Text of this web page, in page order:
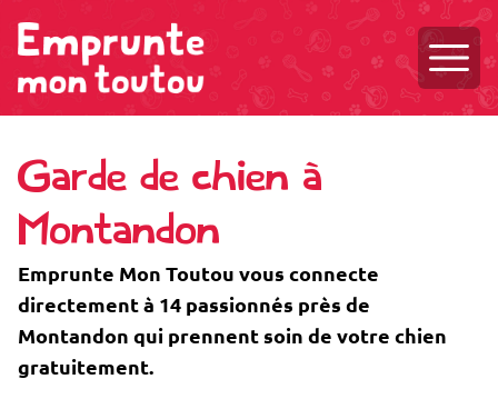
Garde de chien à
Montandon
Emprunte Mon Toutou vous connecte
directement à 14 passionnés près de
Montandon qui prennent soin de votre chien
gratuitement.